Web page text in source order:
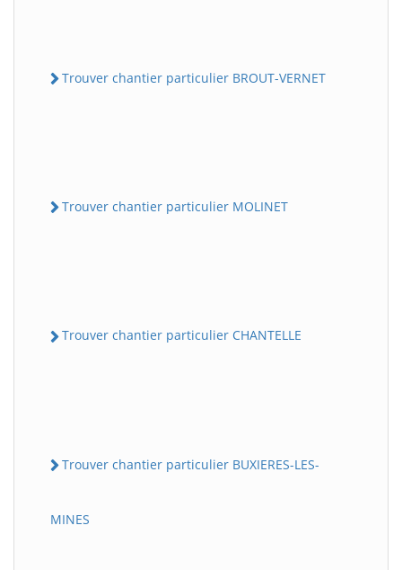
Trouver chantier particulier BROUT-VERNET
Trouver chantier particulier MOLINET
Trouver chantier particulier CHANTELLE
Trouver chantier particulier BUXIERES-LES-
MINES